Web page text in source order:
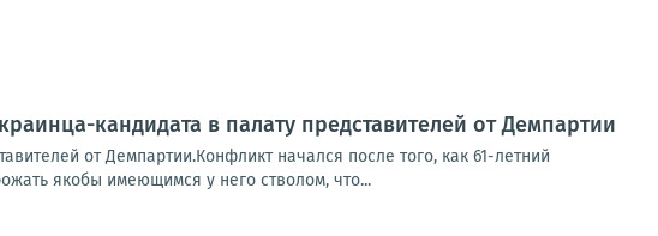
кандидата в палату представителей от Демпартии
от Демпартии.Конфликт начался после того, как 61-летний
якобы имеющимся у него стволом, что...